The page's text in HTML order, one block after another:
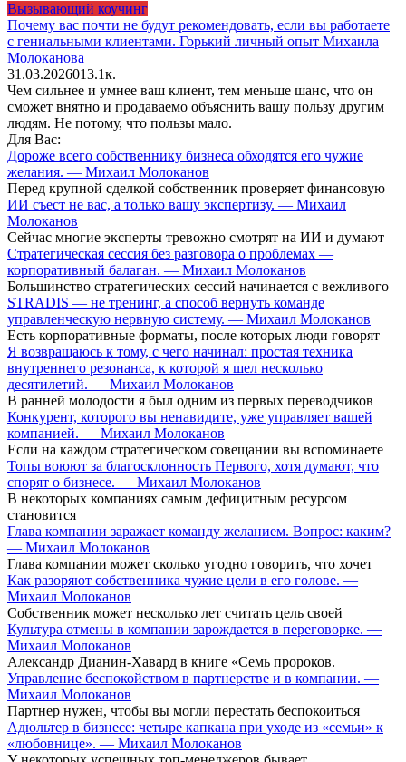
Вызывающий коучинг
Почему вас почти не будут рекомендовать, если вы работаете
с гениальными клиентами. Горький личный опыт Михаила
Молоканова
31.03.2026013.1к.
Чем сильнее и умнее ваш клиент, тем меньше шанс, что он
сможет внятно и продаваемо объяснить вашу пользу другим
людям. Не потому, что пользы мало.
Для Вас:
Дороже всего собственнику бизнеса обходятся его чужие
желания. — Михаил Молоканов
Перед крупной сделкой собственник проверяет финансовую
ИИ съест не вас, а только вашу экспертизу. — Михаил
Молоканов
Сейчас многие эксперты тревожно смотрят на ИИ и думают
Стратегическая сессия без разговора о проблемах —
корпоративный балаган. — Михаил Молоканов
Большинство стратегических сессий начинается с вежливого
STRADIS — не тренинг, а способ вернуть команде
управленческую нервную систему. — Михаил Молоканов
Есть корпоративные форматы, после которых люди говорят
Я возвращаюсь к тому, с чего начинал: простая техника
внутреннего резонанса, к которой я шел несколько
десятилетий. — Михаил Молоканов
В ранней молодости я был одним из первых переводчиков
Конкурент, которого вы ненавидите, уже управляет вашей
компанией. — Михаил Молоканов
Если на каждом стратегическом совещании вы вспоминаете
Топы воюют за благосклонность Первого, хотя думают, что
спорят о бизнесе. — Михаил Молоканов
В некоторых компаниях самым дефицитным ресурсом
становится
Глава компании заражает команду желанием. Вопрос: каким?
— Михаил Молоканов
Глава компании может сколько угодно говорить, что хочет
Как разоряют собственника чужие цели в его голове. —
Михаил Молоканов
Собственник может несколько лет считать цель своей
Культура отмены в компании зарождается в переговорке. —
Михаил Молоканов
Александр Дианин-Хавард в книге «Семь пророков.
Управление беспокойством в партнерстве и в компании. —
Михаил Молоканов
Партнер нужен, чтобы вы могли перестать беспокоиться
Адюльтер в бизнесе: четыре капкана при уходе из «семьи» к
«любовнице». — Михаил Молоканов